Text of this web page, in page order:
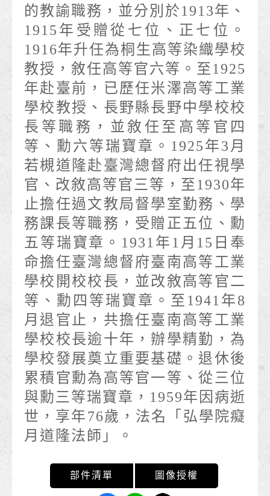
的教諭職務，並分別於1913年、
1915年受贈從七位、正七位。
1916年升任為桐生高等染織學校
教授，敘任高等官六等。至1925
年赴臺前，已歷任米澤高等工業
學校教授、長野縣長野中學校校
長等職務，並敘任至高等官四
等、勳六等瑞寶章。1925年3月
若槻道隆赴臺灣總督府出任視學
官、改敘高等官三等，至1930年
止擔任過文教局督學室勤務、學
務課長等職務，受贈正五位、勳
五等瑞寶章。1931年1月15日奉
命擔任臺灣總督府臺南高等工業
學校開校校長，並改敘高等官二
等、勳四等瑞寶章。至1941年8
月退官止，共擔任臺南高等工業
學校校長逾十年，辦學精勤，為
學校發展奠立重要基礎。退休後
累積官勳為高等官一等、從三位
與勳三等瑞寶章，1959年因病逝
世，享年76歲，法名「弘學院癡
月道隆法師」。